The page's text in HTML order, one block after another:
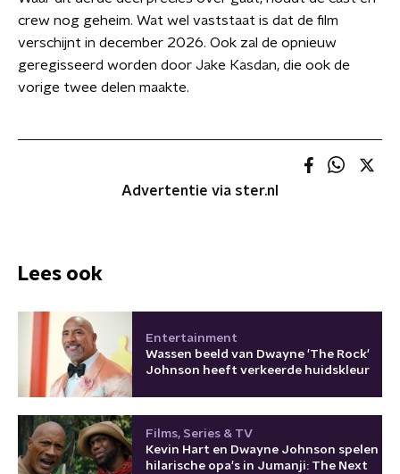
crew nog geheim. Wat wel vaststaat is dat de film
verschijnt in december 2026. Ook zal de opnieuw
geregisseerd worden door Jake Kasdan, die ook de
vorige twee delen maakte.
Advertentie via ster.nl
Lees ook
Entertainment
Wassen beeld van Dwayne 'The Rock'
Johnson heeft verkeerde huidskleur
Films, Series & TV
Kevin Hart en Dwayne Johnson spelen
hilarische opa's in Jumanji: The Next